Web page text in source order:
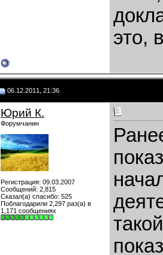
это,
06.12.2011, 21:36
Юрий К.
Форумчанин
Регистрация: 09.03.2007
Сообщений: 2,815
Сказал(а) спасибо: 525
Поблагодарили 2,297 раз(а) в
1,171 сообщениях